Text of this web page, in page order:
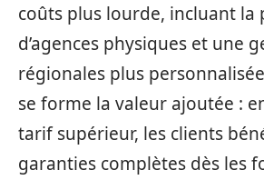
coûts plus lourde, incluant la
d’agences physiques et une
régionales plus
se forme la valeur ajoutée :
tarif supérieur, les clients
garanties complètes dès les